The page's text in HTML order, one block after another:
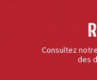
Consultez
des